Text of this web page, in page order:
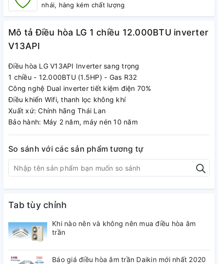
nhái, hàng kém chất lượng
Mô tả Điều hòa LG 1 chiều 12.000BTU inverter
V13API
Điều hòa LG V13API Inverter sang trọng
1 chiều - 12.000BTU (1.5HP) - Gas R32
Công nghệ Dual inverter tiết kiệm điện 70%
Điều khiển Wifi, thanh lọc không khí
Xuất xứ: Chính hãng Thái Lan
Bảo hành: Máy 2 năm, máy nén 10 năm
So sánh với các sản phẩm tương tự
Tab tùy chỉnh
Khi nào nên và không nên mua điều hòa âm
trần
Báo giá điều hòa âm trần Daikin mới nhất 2020